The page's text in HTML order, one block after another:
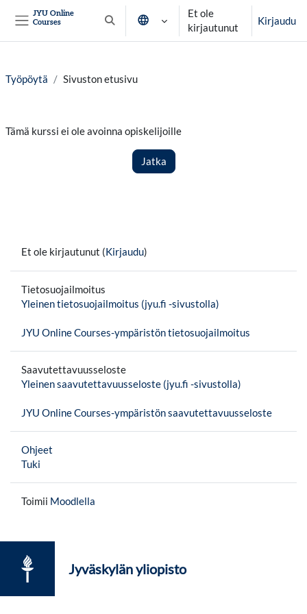
JYU Online
Courses
Vaihda hakusyöttöä
Et ole
kirjautunut
Kirjaudu
Työpöytä Sivuston etusivu
Tämä kurssi ei ole avoinna opiskelijoille
Jatka
Et ole kirjautunut (Kirjaudu)
Tietosuojailmoitus
Yleinen tietosuojailmoitus (jyu.fi -sivustolla)
JYU Online Courses-ympäristön tietosuojailmoitus
Saavutettavuusseloste
Yleinen saavutettavuusseloste (jyu.fi -sivustolla)
JYU Online Courses-ympäristön saavutettavuusseloste
Ohjeet
Tuki
Toimii Moodlella
Jyväskylän yliopisto